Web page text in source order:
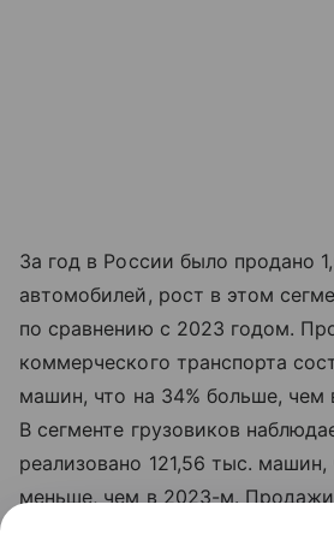
За год в России было продано
автомобилей, рост в этом
по сравнению с 2023 годом.
коммерческого транспорта
машин, что на 34% больше, чем
В сегменте грузовиков
реализовано 121,56 тыс. машин,
меньше, чем в 2023-м. Продажи